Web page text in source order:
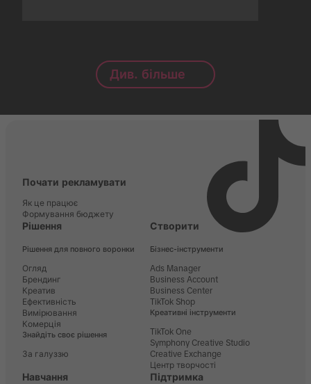
Див. більше
Почати рекламувати
Як це працює
Формування бюджету
Рішення
Рішення для повного воронки
Огляд
Брендинг
Креатив
Ефективність
Вимірювання
Комерція
Знайдіть своє рішення
За галуззю
Створити
Бізнес-інструменти
Ads Manager
Business Account
Business Center
TikTok Shop
Креативні інструменти
TikTok One
Symphony Creative Studio
Creative Exchange
Центр творчості
Навчання Підтримка